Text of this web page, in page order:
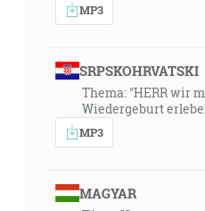
MP3
SRPSKOHRVATSKI
Thema: "HERR wir
Wiedergeburt
MP3
MAGYAR